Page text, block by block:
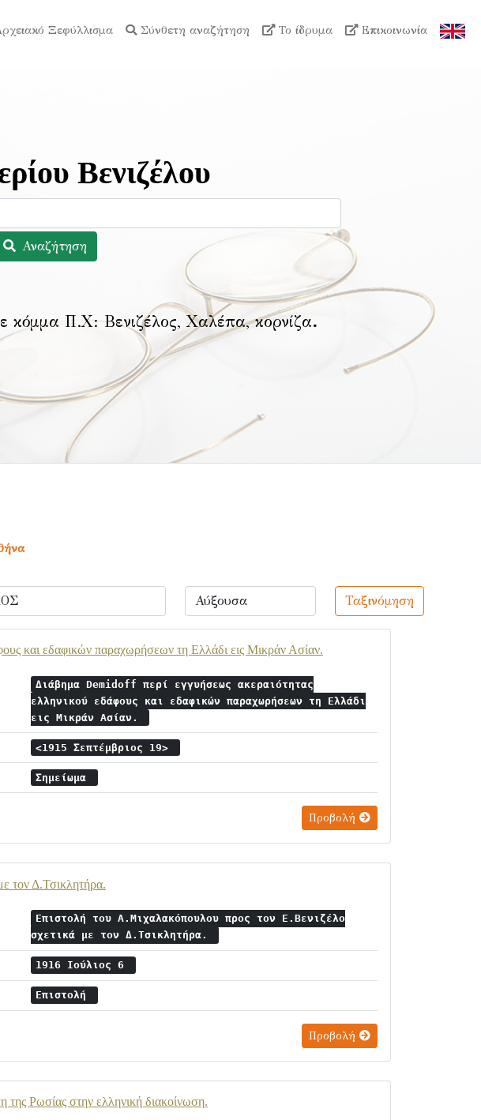
Ξεφύλλισμα Σύνθετη αναζήτηση Το ίδρυμα Επικοινωνία
Βενιζέλου
Αναζήτηση
κόμμα Π.Χ: Βενιζέλος, Χαλέπα, κορνίζα.
Ταξινόμηση
και εδαφικών παραχωρήσεων τη Ελλάδι εις Μικράν Ασίαν.
Διάβημα Demidoff περί εγγυήσεως ακεραιότητας
ελληνικού εδάφους και εδαφικών παραχωρήσεων τη Ελλάδι
εις Μικράν Ασίαν.
<1915 Σεπτέμβριος 19>
Σημείωμα
Προβολή
τον Δ.Τσικλητήρα.
Επιστολή του Α.Μιχαλακόπουλου προς τον Ε.Βενιζέλο
σχετικά με τον Δ.Τσικλητήρα.
1916 Ιούλιος 6
Επιστολή
Προβολή
Ρωσίας στην ελληνική διακοίνωση.